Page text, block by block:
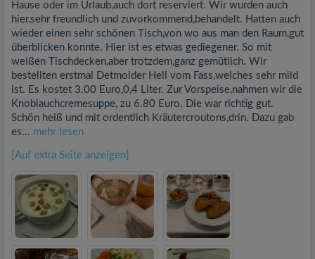
Hause oder im Urlaub,auch dort reserviert. Wir wurden auch
hier,sehr freundlich und zuvorkommend,behandelt. Hatten auch
wieder einen sehr schönen Tisch,von wo aus man den Raum,gut
überblicken konnte. Hier ist es etwas gediegener. So mit
weißen Tischdecken,aber trotzdem,ganz gemütlich. Wir
bestellten erstmal Detmolder Hell vom Fass,welches sehr mild
ist. Es kostet 3.00 Euro,0,4 Liter. Zur Vorspeise,nahmen wir die
Knoblauchcremesuppe, zu 6.80 Euro. Die war richtig gut.
Schön heiß und mit ordentlich Kräutercroutons,drin. Dazu gab
es... mehr lesen
[Auf extra Seite anzeigen]